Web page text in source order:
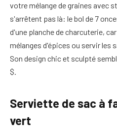
votre mélange de graines avec
s'arrêtent pas là: le bol de 7
d'une planche de charcuterie,
mélanges d'épices ou servir les
Son design chic et sculpté
$.
Serviette de sac à
vert